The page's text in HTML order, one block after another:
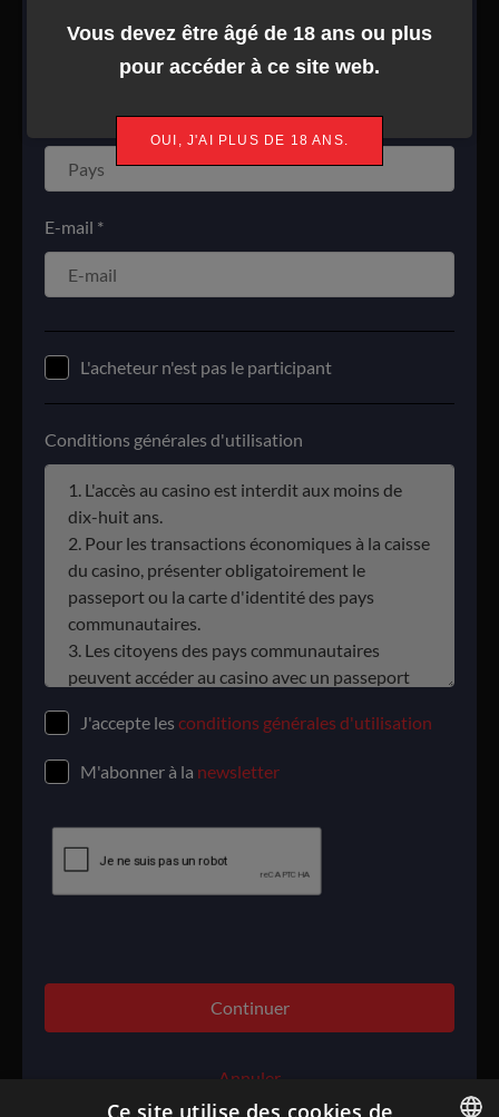
E-mail *
L'acheteur n'est pas le participant
Conditions générales d'utilisation
J'accepte les conditions générales d'utilisation
M'abonner à la newsletter
Continuer
Annuler
Vous devez être âgé de 18 ans ou plus
pour accéder à ce site web.
OUI, J'AI PLUS DE 18 ANS.
Ce site utilise des cookies de